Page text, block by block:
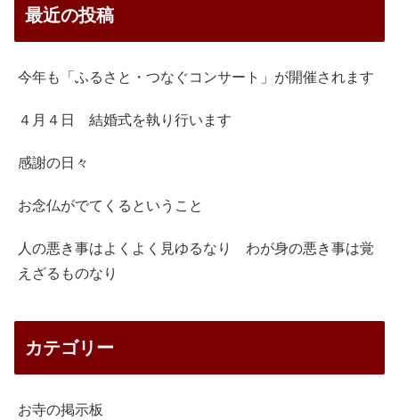
最近の投稿
今年も「ふるさと・つなぐコンサート」が開催されます
４月４日 結婚式を執り行います
感謝の日々
お念仏がでてくるということ
人の悪き事はよくよく見ゆるなり わが身の悪き事は覚
えざるものなり
カテゴリー
お寺の掲示板